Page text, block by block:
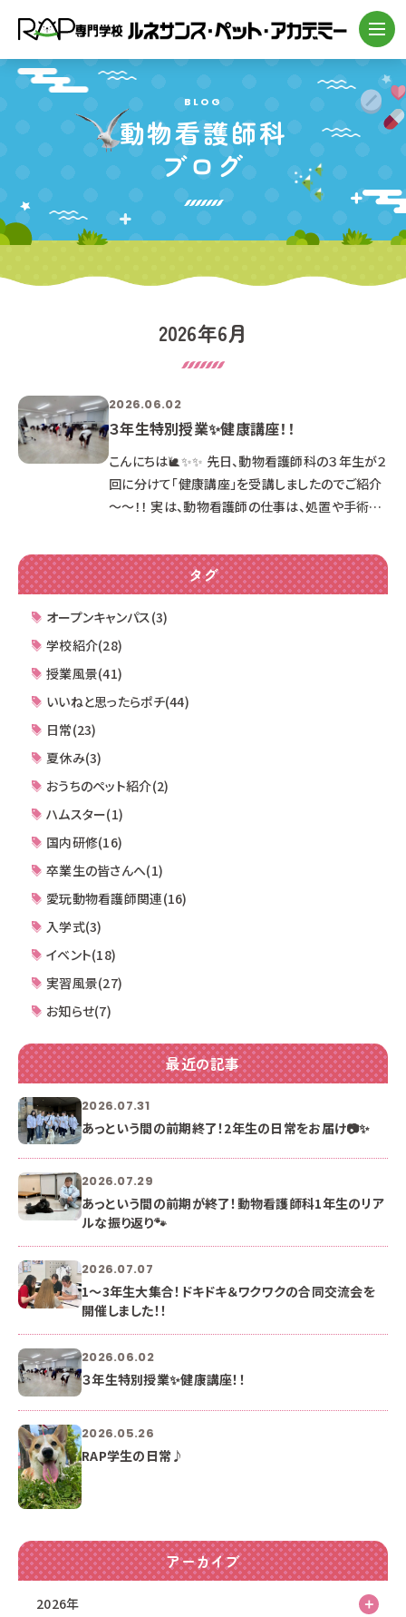
BLOG
動物看護師科
ブログ
2026年6月
2026.06.02
３年生特別授業✨健康講座！！
こんにちは🐌✨✨ 先日、動物看護師科の３年生が２
回に分けて「健康講座」を受講しましたのでご紹介
～～！！ 実は、動物看護師の仕事は、処置や手術の
ありません🏥🐶🐈 学生たちが就職した後、身体の
不調に悩まされることなく、長く元気に活躍してほ
しい――そんな願いを込めて、当校では毎年外部から
専門の講師をお招きし、セルフメンテナンスを学ぶ
健康講座を実施しています。📚✨ 講義で身体の仕
組みを学んだ後は、全員で柔軟性や身体の硬さを
チェックする実践タイム❕ みん
タグ
オープンキャンパス(3)
学校紹介(28)
授業風景(41)
いいねと思ったらポチ(44)
日常(23)
夏休み(3)
おうちのペット紹介(2)
ハムスター(1)
国内研修(16)
卒業生の皆さんへ(1)
愛玩動物看護師関連(16)
入学式(3)
イベント(18)
実習風景(27)
お知らせ(7)
最近の記事
2026.07.31
あっという間の前期終了！2年生の日常をお届け📷✨
2026.07.29
あっという間の前期が終了！動物看護師科1年生のリア
ルな振り返り🐾
2026.07.07
1〜3年生大集合！ドキドキ＆ワクワクの合同交流会を
開催しました！！
2026.06.02
３年生特別授業✨健康講座！！
2026.05.26
RAP学生の日常♪
アーカイブ
2026年